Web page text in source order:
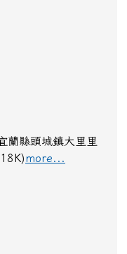
蘭縣頭城鎮大里里
more...